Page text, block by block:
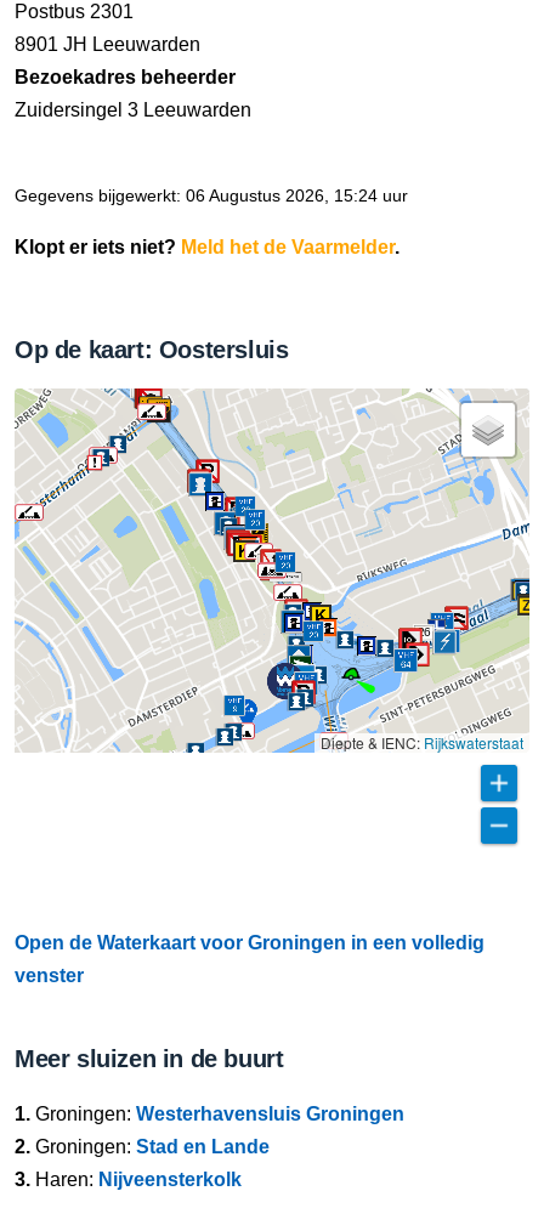
Postbus 2301
8901 JH Leeuwarden
Bezoekadres beheerder
Zuidersingel 3 Leeuwarden
Gegevens bijgewerkt: 06 Augustus 2026, 15:24 uur
Klopt er iets niet? Meld het de Vaarmelder.
Op de kaart: Oostersluis
27
28
26
Diepte & IENC: Rijkswaterstaat
Open de Waterkaart voor Groningen in een volledig
venster
Meer sluizen in de buurt
1. Groningen: Westerhavensluis Groningen
2. Groningen: Stad en Lande
3. Haren: Nijveensterkolk